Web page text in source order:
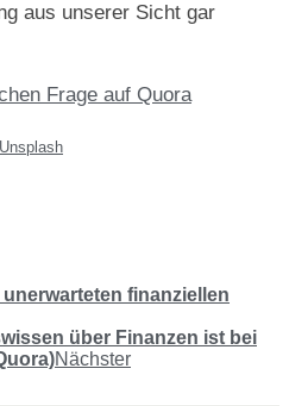
aus unserer Sicht gar
Frage auf Quora
Unsplash
finanziellen
über Finanzen ist bei
Nächster